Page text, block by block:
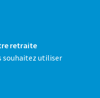
retraite
souhaitez utiliser